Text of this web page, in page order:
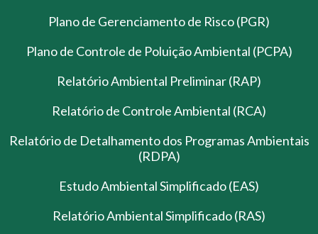
Plano de Gerenciamento de Risco (PGR)
Plano de Controle de Poluição Ambiental (PCPA)
Relatório Ambiental Preliminar (RAP)
Relatório de Controle Ambiental (RCA)
Relatório de Detalhamento dos Programas Ambientais
(RDPA)
Estudo Ambiental Simplificado (EAS)
Relatório Ambiental Simplificado (RAS)